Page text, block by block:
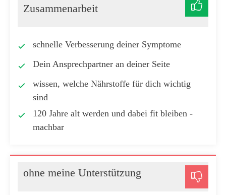
Zusammenarbeit
schnelle Verbesserung deiner Symptome
Dein Ansprechpartner an deiner Seite
wissen, welche Nährstoffe für dich wichtig
sind
120 Jahre alt werden und dabei fit bleiben -
machbar
ohne meine Unterstützung